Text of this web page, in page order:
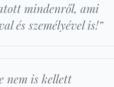
mindenről, ami
és személyével is!”
nem is kellett